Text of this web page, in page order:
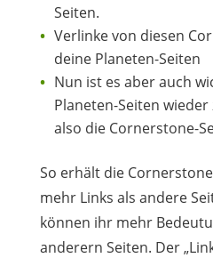
Seiten.
Verlinke von diesen
deine Planeten-Seiten
Nun ist es aber auch
Planeten-Seiten
also die Cornerstone-
So erhält die
mehr Links als andere
können ihr mehr
anderern Seiten. Der